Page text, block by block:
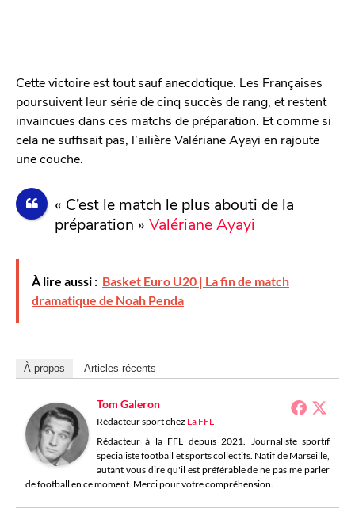
Cette victoire est tout sauf anecdotique. Les Françaises
poursuivent leur série de cinq succès de rang, et restent
invaincues dans ces matchs de préparation. Et comme si
cela ne suffisait pas, l’ailière Valériane Ayayi en rajoute
une couche.
« C’est le match le plus abouti de la
préparation » Valériane Ayayi
À lire aussi : Basket Euro U20 | La fin de match
dramatique de Noah Penda
À propos Articles récents
Tom Galeron
Rédacteur sportchez La FFL
Rédacteur à la FFL depuis 2021. Journaliste sportif
spécialiste football et sports collectifs. Natif de Marseille,
autant vous dire qu'il est préférable de ne pas me parler
de football en ce moment. Merci pour votre compréhension.